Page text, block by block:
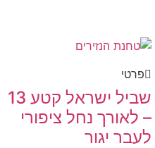
פרטי
שביל ישראל קטע 13
– לאורך נחל ציפורי
לעבר יגור